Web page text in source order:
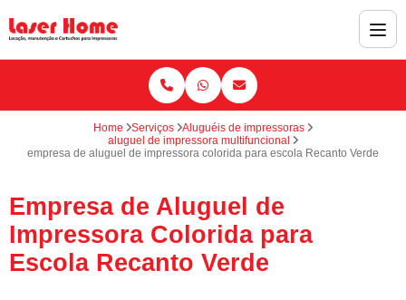
Home Serviços
Aluguéis de impressoras
aluguel de impressora multifuncional
empresa de aluguel de impressora colorida para escola Recanto Verde
Empresa de Aluguel de
Impressora Colorida para
Escola Recanto Verde